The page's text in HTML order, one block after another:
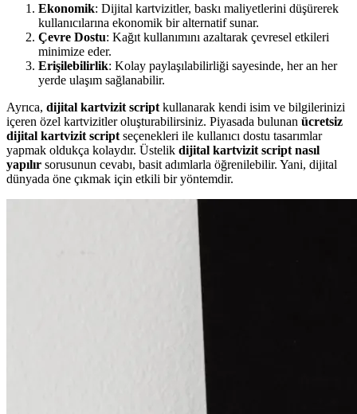
Ekonomik: Dijital kartvizitler, baskı maliyetlerini düşürerek
kullanıcılarına ekonomik bir alternatif sunar.
Çevre Dostu: Kağıt kullanımını azaltarak çevresel etkileri
minimize eder.
Erişilebilirlik: Kolay paylaşılabilirliği sayesinde, her an her
yerde ulaşım sağlanabilir.
Ayrıca, dijital kartvizit script kullanarak kendi isim ve bilgilerinizi
içeren özel kartvizitler oluşturabilirsiniz. Piyasada bulunan ücretsiz
dijital kartvizit script seçenekleri ile kullanıcı dostu tasarımlar
yapmak oldukça kolaydır. Üstelik dijital kartvizit script nasıl
yapılır sorusunun cevabı, basit adımlarla öğrenilebilir. Yani, dijital
dünyada öne çıkmak için etkili bir yöntemdir.